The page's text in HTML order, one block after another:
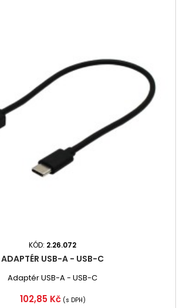
KÓD: 2.26.072
ADAPTÉR USB-A - USB-C
Adaptér USB-A - USB-C
Cena
102,85 Kč (s DPH)